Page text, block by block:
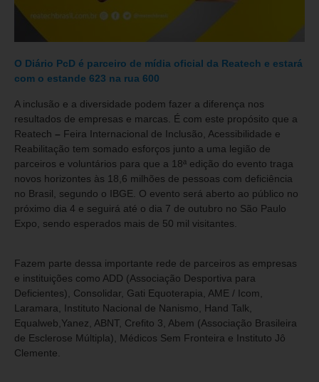
O Diário PcD é parceiro de mídia oficial da Reatech e estará
com o estande 623 na rua 600
A inclusão e a diversidade podem fazer a diferença nos
resultados de empresas e marcas. É com este propósito que a
Reatech – Feira Internacional de Inclusão, Acessibilidade e
Reabilitação tem somado esforços junto a uma legião de
parceiros e voluntários para que a 18ª edição do evento traga
novos horizontes às 18,6 milhões de pessoas com deficiência
no Brasil, segundo o IBGE. O evento será aberto ao público no
próximo dia 4 e seguirá até o dia 7 de outubro no São Paulo
Expo, sendo esperados mais de 50 mil visitantes.
Fazem parte dessa importante rede de parceiros as empresas
e instituições como ADD (Associação Desportiva para
Deficientes), Consolidar, Gati Equoterapia, AME / Icom,
Laramara, Instituto Nacional de Nanismo, Hand Talk,
Equalweb,Yanez, ABNT, Crefito 3, Abem (Associação Brasileira
de Esclerose Múltipla), Médicos Sem Fronteira e Instituto Jô
Clemente.